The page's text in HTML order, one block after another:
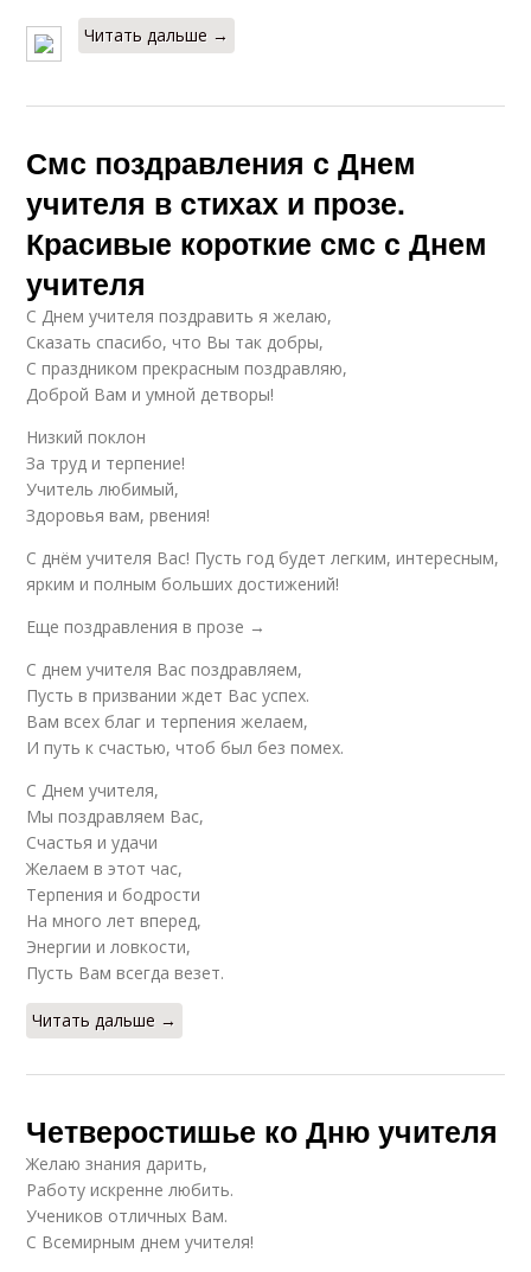
Читать дальше →
Смс поздравления с Днем
учителя в стихах и прозе.
Красивые короткие смс с Днем
учителя
С Днем учителя поздравить я желаю,
Сказать спасибо, что Вы так добры,
С праздником прекрасным поздравляю,
Доброй Вам и умной детворы!
Низкий поклон
За труд и терпение!
Учитель любимый,
Здоровья вам, рвения!
С днём учителя Вас! Пусть год будет легким, интересным,
ярким и полным больших достижений!
Еще поздравления в прозе →
С днем учителя Вас поздравляем,
Пусть в призвании ждет Вас успех.
Вам всех благ и терпения желаем,
И путь к счастью, чтоб был без помех.
С Днем учителя,
Мы поздравляем Вас,
Счастья и удачи
Желаем в этот час,
Терпения и бодрости
На много лет вперед,
Энергии и ловкости,
Пусть Вам всегда везет.
Читать дальше →
Четверостишье ко Дню учителя
Желаю знания дарить,
Работу искренне любить.
Учеников отличных Вам.
С Всемирным днем учителя!